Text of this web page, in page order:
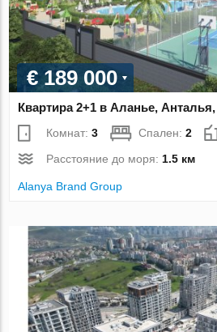
€ 189 000
Квартира 2+1 в Аланье,
Комнат:3 Спален:2
Расстояние до моря:1.5 км
Alanya Brand Group